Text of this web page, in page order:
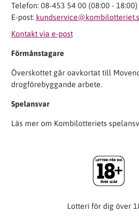
Telefon: 08-453 54 00 (08:00 - 18:00)
E-post:
Kontakt via e-post
Förmånstagare
Överskottet går oavkortat till
drogförebyggande arbete.
Spelansvar
Läs mer om Kombilotteriets
Lotteri för dig över